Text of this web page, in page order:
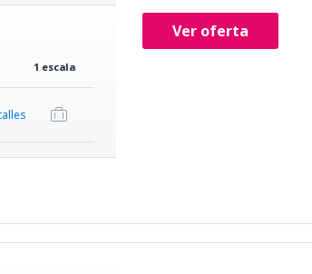
Ver oferta
1 escala